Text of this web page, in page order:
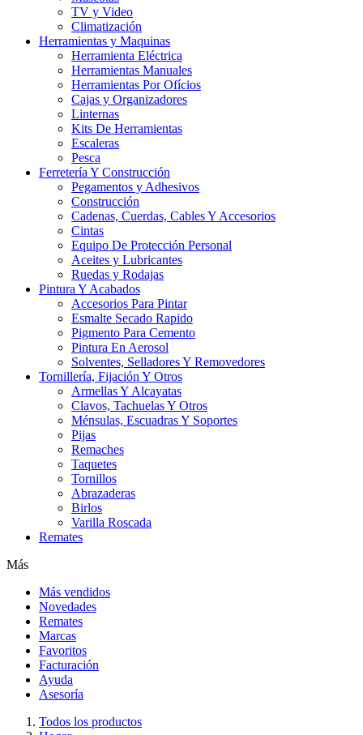
TV y Video
Climatización
Herramientas y Maquinas
Herramienta Eléctrica
Herramientas Manuales
Herramientas Por Ofícios
Cajas y Organizadores
Linternas
Kits De Herramientas
Escaleras
Pesca
Ferretería Y Construcción
Pegamentos y Adhesivos
Construcción
Cadenas, Cuerdas, Cables Y Accesorios
Cintas
Equipo De Protección Personal
Aceites y Lubricantes
Ruedas y Rodajas
Pintura Y Acabados
Accesorios Para Pintar
Esmalte Secado Rapido
Pigmento Para Cemento
Pintura En Aerosol
Solventes, Selladores Y Removedores
Tornillería, Fijación Y Otros
Armellas Y Alcayatas
Clavos, Tachuelas Y Otros
Ménsulas, Escuadras Y Soportes
Pijas
Remaches
Taquetes
Tornillos
Abrazaderas
Birlos
Varilla Roscada
Remates
Más
Más vendidos
Novedades
Remates
Marcas
Favoritos
Facturación
Ayuda
Asesoría
Todos los productos